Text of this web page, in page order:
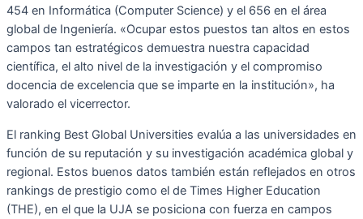
454 en Informática (Computer Science) y el 656 en el área
global de Ingeniería. «Ocupar estos puestos tan altos en estos
campos tan estratégicos demuestra nuestra capacidad
científica, el alto nivel de la investigación y el compromiso
docencia de excelencia que se imparte en la institución», ha
valorado el vicerrector.
El ranking Best Global Universities evalúa a las universidades en
función de su reputación y su investigación académica global y
regional. Estos buenos datos también están reflejados en otros
rankings de prestigio como el de Times Higher Education
(THE), en el que la UJA se posiciona con fuerza en campos